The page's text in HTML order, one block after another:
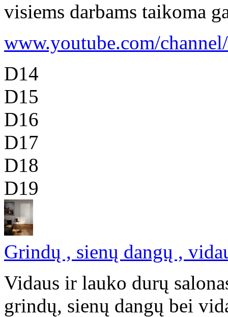
visiems darbams taikoma
www.youtube.com/
D14
D15
D16
D17
D18
D19
Grindų , sienų dangų ,
Vidaus ir lauko durų
grindų, sienų dangų bei